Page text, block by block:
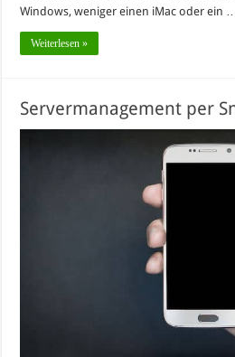
Windows, weniger einen iMac oder ein …
Weiterlesen »
Servermanagement per